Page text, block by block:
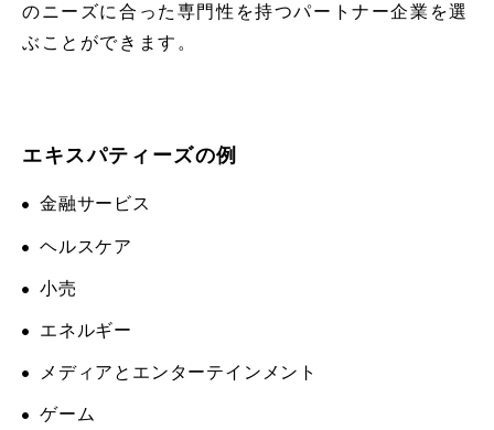
のニーズに合った専門性を持つパートナー企業を選
ぶことができます。
エキスパティーズの例
金融サービス
ヘルスケア
小売
エネルギー
メディアとエンターテインメント
ゲーム